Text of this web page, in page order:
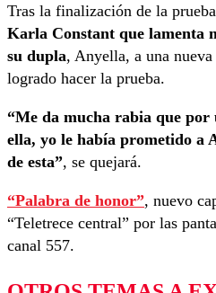
Tras la finalización de la
Karla Constant que lamenta
su dupla, Anyella, a una
logrado hacer la prueba.
“Me da mucha rabia que
ella, yo le había prometido a
de esta”, se quejará.
“Palabra de honor”, nuevo
“Teletrece central” por las
canal 557.